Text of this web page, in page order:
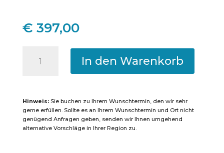
€ 397,00
mit
Prüfung
In den Warenkorb
Hinweis:Sie buchen zu Ihrem Wunschtermin, den wir sehr
gerne erfüllen. Sollte es an Ihrem Wunschtermin und Ort nicht
genügend Anfragen geben, senden wir Ihnen umgehend
alternative Vorschläge in Ihrer Region zu.